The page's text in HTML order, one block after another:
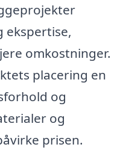
omkostninger.
placering en
og
og
prisen.